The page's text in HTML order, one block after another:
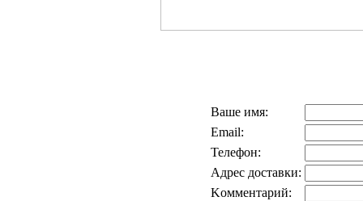
Ваше имя:
Email:
Телефон:
Адрес доставки:
Kомментарий: